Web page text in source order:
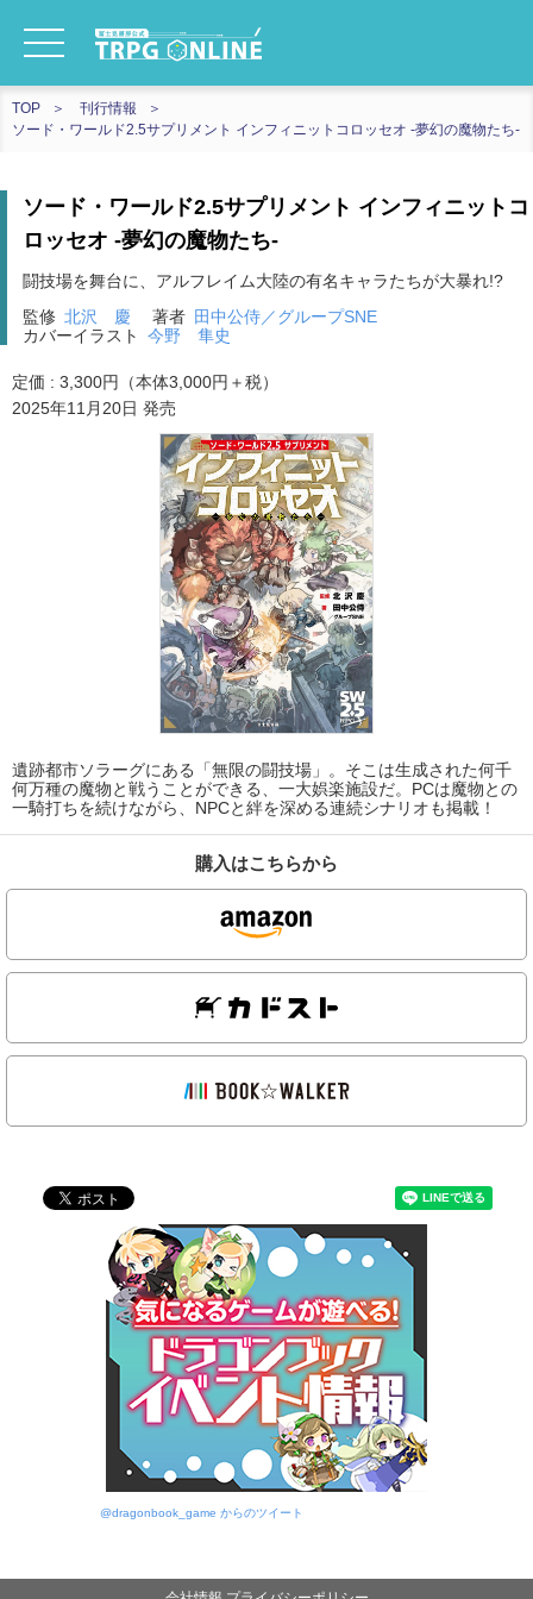
TOP
刊行情報
ソード・ワールド2.5サプリメント インフィニットコロッセオ ‐夢幻の魔物たち‐
ソード・ワールド2.5サプリメント インフィニットコ
ロッセオ ‐夢幻の魔物たち‐
闘技場を舞台に、アルフレイム大陸の有名キャラたちが大暴れ!?
監修 北沢 慶 著者 田中公侍／グループSNE
カバーイラスト
今野 隼史
定価 : 3,300円（本体3,000円＋税）
2025年11月20日 発売
遺跡都市ソラーグにある「無限の闘技場」。そこは生成された何千
何万種の魔物と戦うことができる、一大娯楽施設だ。PCは魔物との
一騎打ちを続けながら、NPCと絆を深める連続シナリオも掲載！
購入はこちらから
@dragonbook_game からのツイート